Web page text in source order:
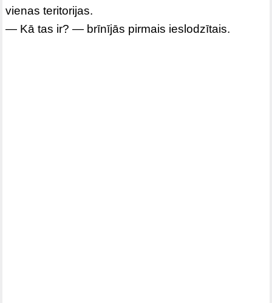
vienas teritorijas.
— Kā tas ir? — brīnījās pirmais ieslodzītais.